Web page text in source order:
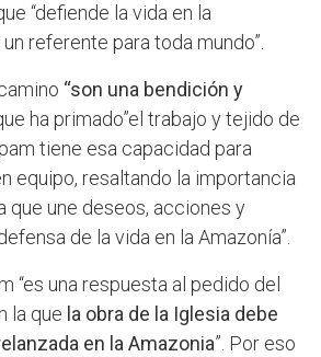
“defiende la vida en la
referente para toda mundo”.
“son una bendición y
ha primado”el trabajo y tejido de
tiene esa capacidad para
equipo, resaltando la importancia
que une deseos, acciones y
de la vida en la Amazonía”.
“es una respuesta al pedido del
la que la obra de la Iglesia debe
en la Amazonia”. Por eso